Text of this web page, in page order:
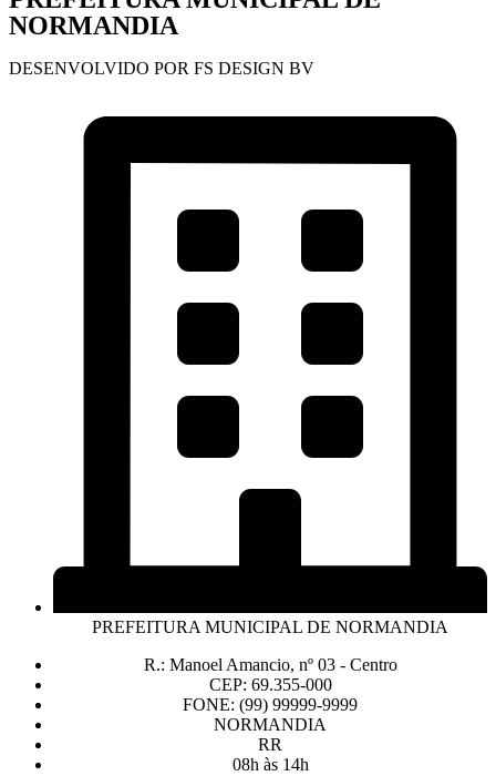
NORMANDIA
DESENVOLVIDO POR FS DESIGN BV
PREFEITURA MUNICIPAL DE NORMANDIA
R.: Manoel Amancio, nº 03 - Centro
CEP: 69.355-000
FONE: (99) 99999-9999
NORMANDIA
RR
08h às 14h